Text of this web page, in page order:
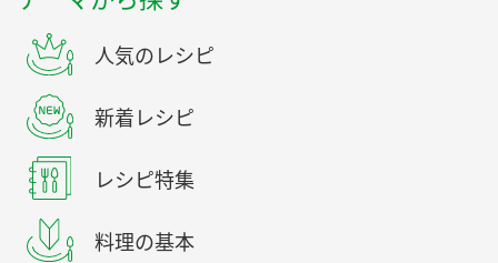
人気のレシピ
新着レシピ
レシピ特集
料理の基本